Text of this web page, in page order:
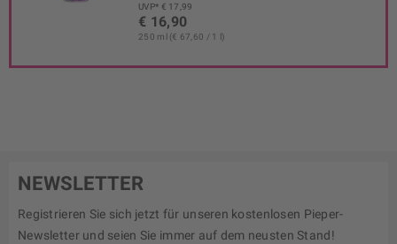
UVP* € 17,99
€ 16,90
250 ml (€ 67,60 / 1 l)
NEWSLETTER
Registrieren Sie sich jetzt für unseren kostenlosen Pieper-
Newsletter und seien Sie immer auf dem neusten Stand!